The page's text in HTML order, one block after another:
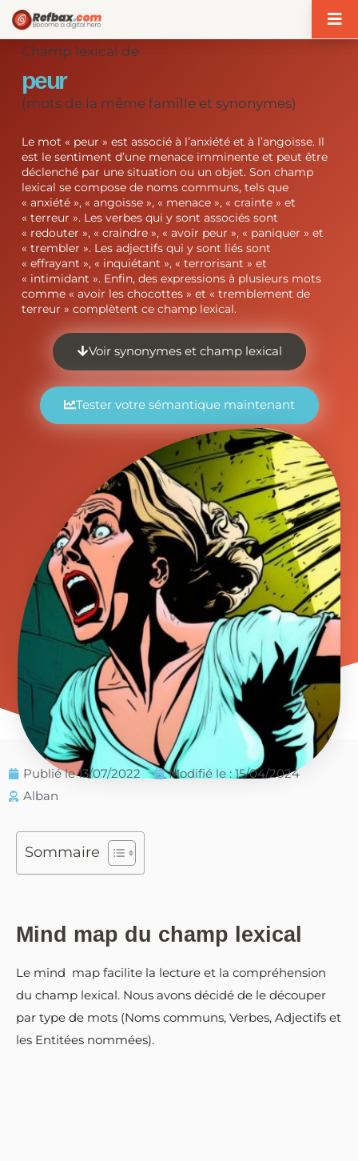
Champ lexical de
peur
(mots de la même famille et synonymes)
Le mot « peur » est associé à l’anxiété et à l’angoisse. Il
est le sentiment d’une menace imminente et peut être
déclenché par une situation ou un objet. Son champ
lexical se compose de noms communs, tels que
« anxiété », « angoisse », « menace », « crainte » et
« terreur ». Les verbes qui y sont associés sont
« redouter », « craindre », « avoir peur », « paniquer » et
« trembler ». Les adjectifs qui y sont liés sont
« effrayant », « inquiétant », « terrorisant » et
« intimidant ». Enfin, des expressions à plusieurs mots
comme « avoir les chocottes » et « tremblement de
terreur » complètent ce champ lexical.
Voir synonymes et champ lexical
Tester votre sémantique maintenant
Publié le 13/07/2022
Modifié le : 15/04/2024
Alban
Sommaire
Mind map du champ lexical
Le mind map facilite la lecture et la compréhension
du champ lexical. Nous avons décidé de le découper
par type de mots (Noms communs, Verbes, Adjectifs et
les Entitées nommées).
Panneau de gestion des cookies